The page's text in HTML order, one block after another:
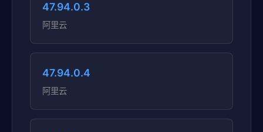
47.94.0.3
阿里云
47.94.0.4
阿里云